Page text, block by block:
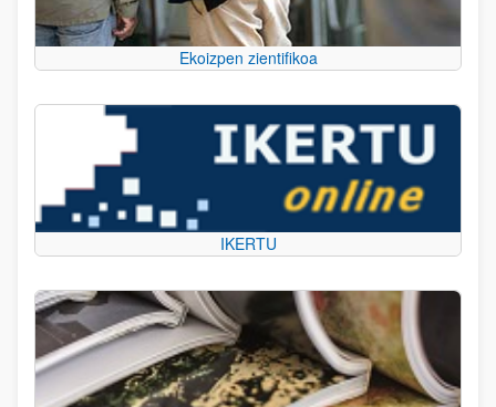
Ekoizpen zientifikoa
IKERTU